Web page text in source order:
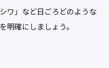
ワ」など日ごろどのような
明確にしましょう。